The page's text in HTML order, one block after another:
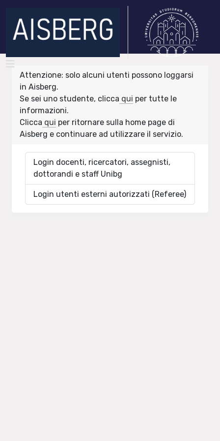
Attenzione: solo alcuni utenti possono loggarsi
in Aisberg.
Se sei uno studente, clicca qui per tutte le
informazioni.
Clicca qui per ritornare sulla home page di
Aisberg e continuare ad utilizzare il servizio.
Login docenti, ricercatori, assegnisti,
dottorandi e staff Unibg
Login utenti esterni autorizzati (Referee)